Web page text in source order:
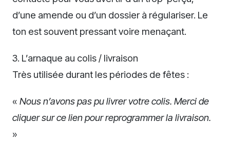
d’une amende ou d’un dossier à régulariser. Le
ton est souvent pressant voire menaçant.
3. L’arnaque au colis / livraison
Très utilisée durant les périodes de fêtes :
« Nous n’avons pas pu livrer votre colis. Merci de
cliquer sur ce lien pour reprogrammer la livraison.
»